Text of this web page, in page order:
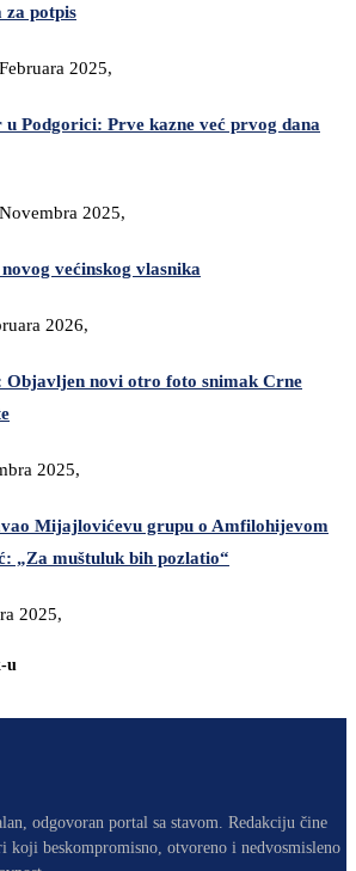
za potpis
2025,
u Podgorici: Prve kazne već prvog dana
2025,
većinskog vlasnika
2026,
Objavljen novi otro foto snimak Crne
2025,
Mijajlovićevu grupu o Amfilohijevom
„Za muštuluk bih pozlatio“
2025,
u
odgovoran portal sa stavom. Redakciju čine
koji beskompromisno, otvoreno i nedvosmisleno